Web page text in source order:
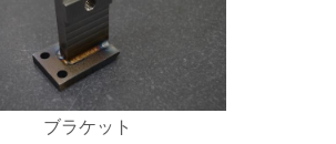
ブラケット